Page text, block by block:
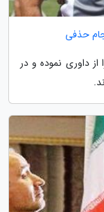
جام حذفی
داوری نموده و در